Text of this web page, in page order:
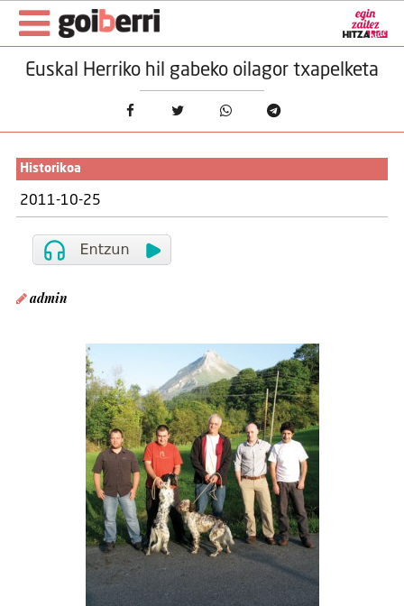
Euskal Herriko hil gabeko oilagor txapelketa
Historikoa
2011-10-25
admin